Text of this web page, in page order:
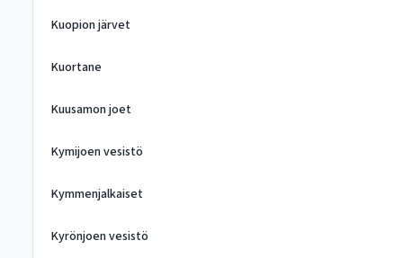
Kuopion järvet
Kuortane
Kuusamon joet
Kymijoen vesistö
Kymmenjalkaiset
Kyrönjoen vesistö